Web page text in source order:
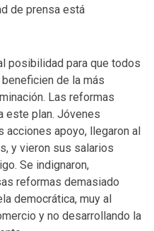
de prensa está
posibilidad para que todos
de la más
Las reformas
este plan. Jóvenes
apoyo, llegaron al
y vieron sus salarios
Se indignaron,
reformas demasiado
democrática, muy al
y no desarrollando la